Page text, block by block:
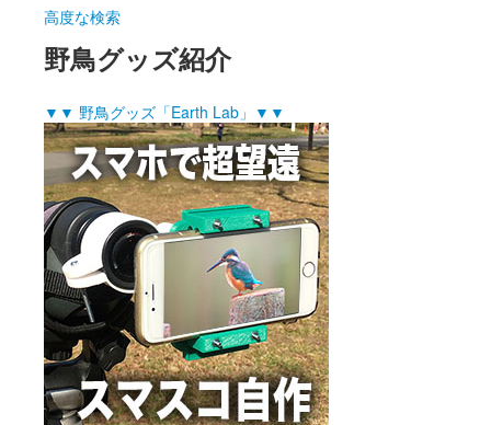
高度な検索
野鳥グッズ紹介
▼▼ 野鳥グッズ「Earth Lab」▼▼